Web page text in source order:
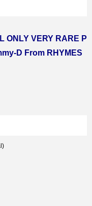
ONLY VERY RARE P
D From RHYMES